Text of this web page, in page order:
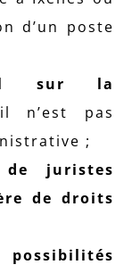
d’un poste
sur la
n’est pas
;
de juristes
de droits